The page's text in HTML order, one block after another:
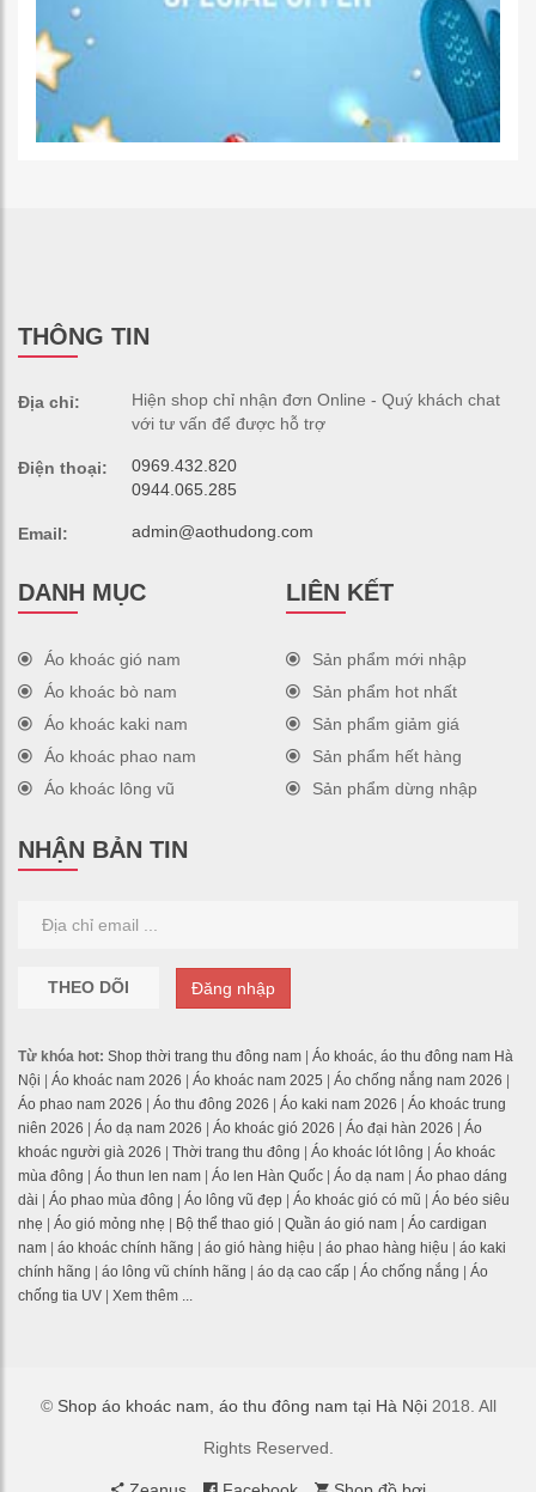
THÔNG TIN
Địa chỉ:
Hiện shop chỉ nhận đơn Online - Quý khách chat
với tư vấn để được hỗ trợ
Điện thoại:
0969.432.820
0944.065.285
Email: admin@aothudong.com
DANH MỤC
Áo khoác gió nam
Áo khoác bò nam
Áo khoác kaki nam
Áo khoác phao nam
Áo khoác lông vũ
LIÊN KẾT
Sản phẩm mới nhập
Sản phẩm hot nhất
Sản phẩm giảm giá
Sản phẩm hết hàng
Sản phẩm dừng nhập
NHẬN BẢN TIN
THEO DÕI Đăng nhập
Từ khóa hot: Shop thời trang thu đông nam
Áo khoác, áo thu đông nam Hà
Nội
Áo khoác nam 2026 Áo khoác nam 2025 Áo chống nắng nam 2026
Áo phao nam 2026
Áo thu đông 2026 Áo kaki nam 2026
Áo khoác trung
niên 2026
Áo dạ nam 2026 Áo khoác gió 2026 Áo đại hàn 2026
Áo
khoác người già 2026
Thời trang thu đông Áo khoác lót lông
Áo khoác
mùa đông
Áo thun len nam Áo len Hàn Quốc Áo dạ nam
Áo phao dáng
dài
Áo phao mùa đông Áo lông vũ đẹp Áo khoác gió có mũ
Áo béo siêu
nhẹ
Áo gió mỏng nhẹ Bộ thể thao gió Quần áo gió nam
Áo cardigan
nam
áo khoác chính hãng áo gió hàng hiệu áo phao hàng hiệu
áo kaki
chính hãng
áo lông vũ chính hãng áo dạ cao cấp Áo chống nắng
Áo
chống tia UV
Xem thêm ...
© Shop áo khoác nam, áo thu đông nam tại Hà Nội2018. All
Rights Reserved.